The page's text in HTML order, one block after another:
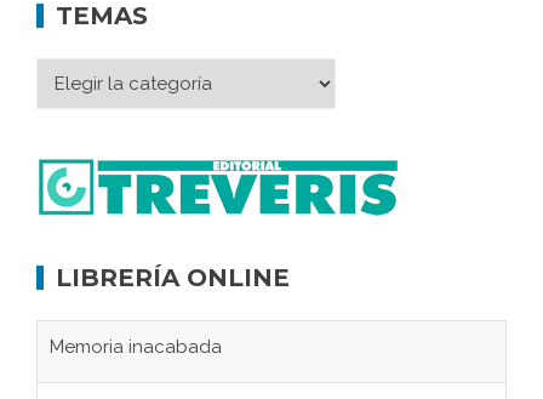
TEMAS
LIBRERÍA ONLINE
Memoria inacabada